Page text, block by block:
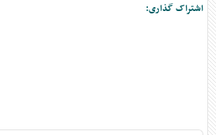
اشتراک گذاری: